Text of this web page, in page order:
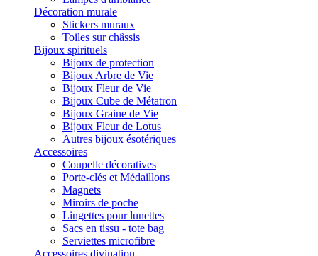
Décoration murale
Stickers muraux
Toiles sur châssis
Bijoux spirituels
Bijoux de protection
Bijoux Arbre de Vie
Bijoux Fleur de Vie
Bijoux Cube de Métatron
Bijoux Graine de Vie
Bijoux Fleur de Lotus
Autres bijoux ésotériques
Accessoires
Coupelle décoratives
Porte-clés et Médaillons
Magnets
Miroirs de poche
Lingettes pour lunettes
Sacs en tissu - tote bag
Serviettes microfibre
Accessoires divination